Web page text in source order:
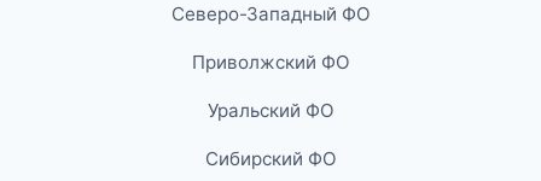
Северо-Западный ФО
Приволжский ФО
Уральский ФО
Сибирский ФО